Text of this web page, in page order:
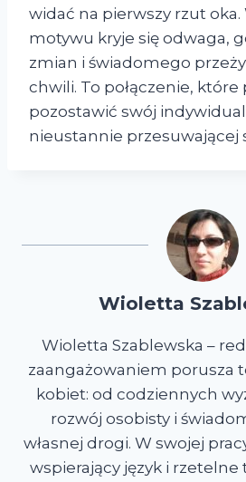
widać na pierwszy rzut
motywu kryje się odwaga,
zmian i świadomego
chwili. To połączenie, które
pozostawić swój
nieustannie przesuwającej
Wioletta
Wioletta Szablewska –
zaangażowaniem porusza
kobiet: od codziennych
rozwój osobisty i
własnej drogi. W swojej
wspierający język i rzetelne